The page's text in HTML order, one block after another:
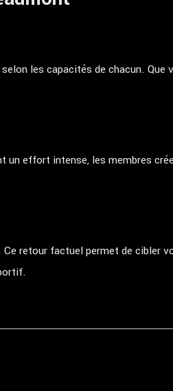
les capacités de chacun.
effort intense, les membres
retour factuel permet de cibler